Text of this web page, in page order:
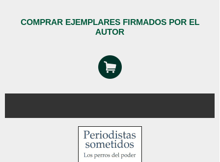
COMPRAR EJEMPLARES FIRMADOS POR EL
AUTOR